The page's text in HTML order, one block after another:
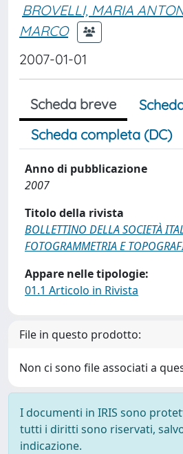
BROVELLI, MARIA
MARCO
2007-01-01
Scheda breve
Scheda completa (DC)
Anno di pubblicazione
2007
Titolo della rivista
BOLLETTINO DELLA SOCIETÀ
FOTOGRAMMETRIA E
Appare nelle tipologie:
01.1 Articolo in Rivista
File in questo prodotto:
Non ci sono file associati a
I documenti in IRIS sono
tutti i diritti sono riservati,
indicazione.